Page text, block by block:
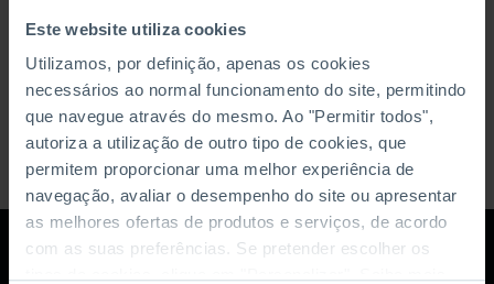
Este website utiliza cookies
Utilizamos, por definição, apenas os cookies
necessários ao normal funcionamento do site, permitindo
que navegue através do mesmo. Ao "Permitir todos",
autoriza a utilização de outro tipo de cookies, que
permitem proporcionar uma melhor experiência de
navegação, avaliar o desempenho do site ou apresentar
as melhores ofertas de produtos e serviços, de acordo
com as suas preferências. Se pretender escolher os